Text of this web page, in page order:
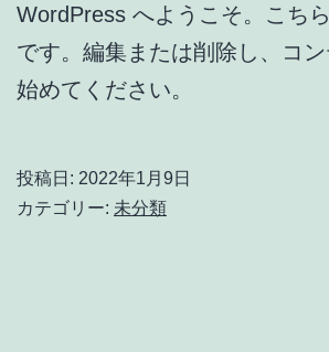
WordPress へようこそ。こち
です。編集または削除し、コ
始めてください。
投稿日: 2022年1月9日
カテゴリー: 未分類